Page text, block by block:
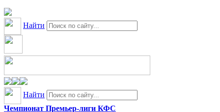
Найти
Найти
Чемпионат Премьер-лиги КФС